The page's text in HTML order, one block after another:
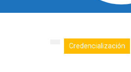
Credencialización